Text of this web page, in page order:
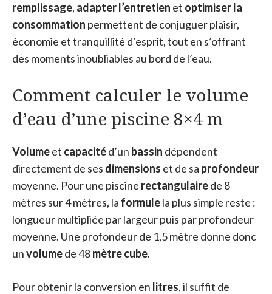
remplissage, adapter l’entretien et optimiser la
consommation permettent de conjuguer plaisir,
économie et tranquillité d’esprit, tout en s’offrant
des moments inoubliables au bord de l’eau.
Comment calculer le volume
d’eau d’une piscine 8×4 m
Volumeet capacitéd’un bassin dépendent
directement de ses dimensions et de sa profondeur
moyenne. Pour une piscine rectangulairede 8
mètres sur 4 mètres, la formulela plus simple reste :
longueur multipliée par largeur puis par profondeur
moyenne. Une profondeur de 1,5 mètre donne donc
unvolumede 48mètre cube.
Pour obtenir la conversion en litres, il suffit de